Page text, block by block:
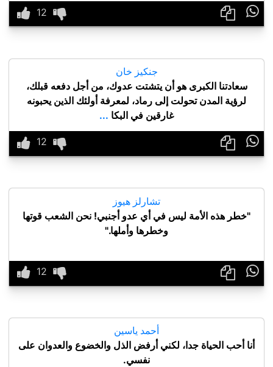

جنكيز خان
سعادتنا الكبرى هو أن يتشتت عدوك، من أجل دفعه قبلك،
لرؤية المدن تحولت إلى رماد، لمعرفة أولئك الذين يحبونه
غارقين في البكا ...

تشارلز هيوز
"خطر هذه الأمة ليس في أي عدو أجنبي! نحن الشعب قوتها
وخطرها وأملها."

أحمد ياسين
أنا أحب الحياة جدا، لكني أرفض الذل والخضوع والعدوان على
نفسي.